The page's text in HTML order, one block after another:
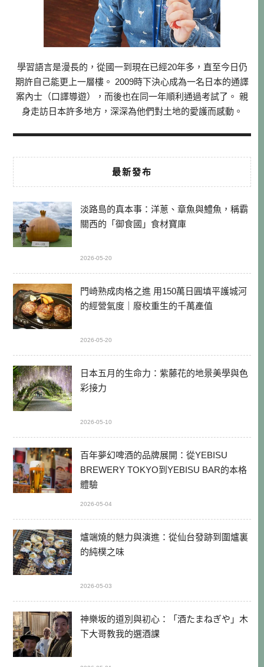
學習語言是漫長的，從國一到現在已經20年多，直至今日仍
期許自己能更上一層樓。 2009時下決心成為一名日本的通譯
案內士（口譯導遊），而後也在同一年順利通過考試了。 親
身走訪日本許多地方，深深為他們對土地的愛護而感動。
最新發布
淡路島的真本事：洋蔥、章魚與鱧魚，稱霸
關西的「御食國」食材寶庫
2026-05-20
門崎熟成肉格之進 用150萬日圓填平護城河
的經營氣度｜廢校重生的千萬產值
2026-05-20
日本五月的生命力：紫藤花的地景美學與色
彩接力
2026-05-10
百年夢幻啤酒的品牌展開：從YEBISU
BREWERY TOKYO到YEBISU BAR的本格
體驗
2026-05-04
爐端燒的魅力與演進：從仙台發跡到圍爐裏
的純樸之味
2026-05-03
神樂坂的道別與初心：「酒たまねぎや」木
下大哥教我的選酒課